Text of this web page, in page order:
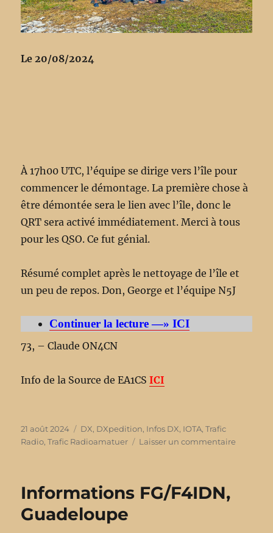
Le 20/08/2024
À 17h00 UTC, l’équipe se dirige vers l’île pour
commencer le démontage. La première chose à
être démontée sera le lien avec l’île, donc le
QRT sera activé immédiatement. Merci à tous
pour les QSO. Ce fut génial.
Résumé complet après le nettoyage de l’île et
un peu de repos. Don, George et l’équipe N5J
Continuer la lecture —» ICI
73, – Claude ON4CN
Info de la Source de EA1CSICI
Publié
le
21 août 2024 Catégories
DX, DXpedition, Infos DX, IOTA,Trafic
Radio,Trafic Radioamatuer Laisser un commentaire
Informations FG/F4IDN,
Guadeloupe